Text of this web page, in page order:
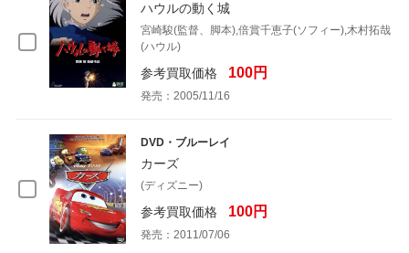
ハウルの動く城
宮崎駿(監督、脚本),倍賞千恵子(ソフィー),木村拓哉
(ハウル)
参考買取価格 100円
発売：2005/11/16
DVD・ブルーレイ
カーズ
(ディズニー)
参考買取価格 100円
発売：2011/07/06